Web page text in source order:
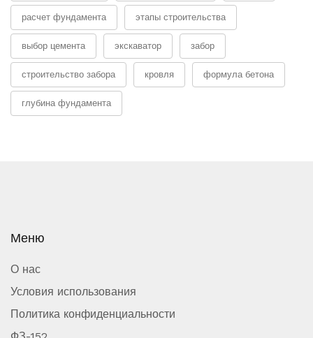
расчет фундамента этапы строительства
выбор цемента экскаватор забор
строительство забора кровля формула бетона
глубина фундамента
Меню
О нас
Условия использования
Политика конфиденциальности